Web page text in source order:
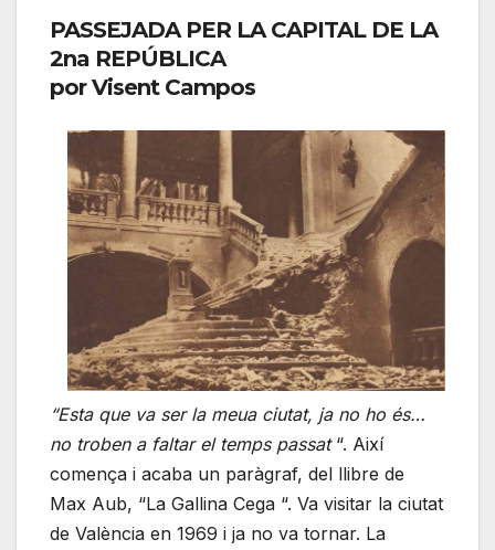
PASSEJADA PER LA CAPITAL DE LA
2na REPÚBLICA
por Visent Campos
“Esta que va ser la meua ciutat, ja no ho és…
no troben a faltar el temps passat“. Així
comença i acaba un paràgraf, del llibre de
Max Aub, “La Gallina Cega “. Va visitar la ciutat
de València en 1969 i ja no va tornar. La